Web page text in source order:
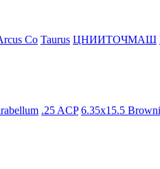
Co Taurus ЦНИИТОЧМАШ
.25 ACP 6.35x15.5